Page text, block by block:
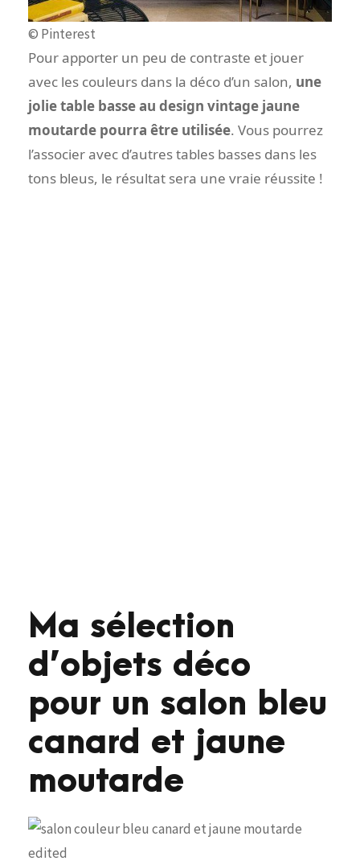
© Pinterest
Pour apporter un peu de contraste et jouer
avec les couleurs dans la déco d’un salon, une
jolie table basse au design vintage jaune
moutarde pourra être utilisée. Vous pourrez
l’associer avec d’autres tables basses dans les
tons bleus, le résultat sera une vraie réussite !
Ma sélection
d’objets déco
pour un salon bleu
canard et jaune
moutarde